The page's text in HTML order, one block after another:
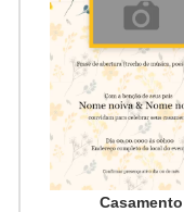
aniversário natureza
Casamento